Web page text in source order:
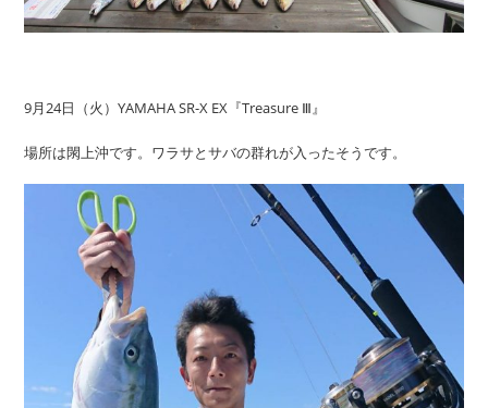
9月24日（火）YAMAHA SR-X EX『Treasure Ⅲ』
場所は閖上沖です。ワラサとサバの群れが入ったそうです。